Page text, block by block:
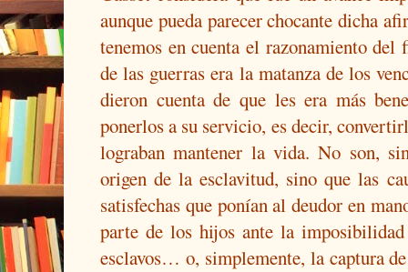
aunque pueda parecer chocante dicha
tenemos en cuenta el razonamiento
de las guerras era la matanza de los
dieron cuenta de que les era más
ponerlos a su servicio, es decir,
lograban mantener la vida. No son,
origen de la esclavitud, sino que las
satisfechas que ponían al deudor en
parte de los hijos ante la
esclavos… o, simplemente, la captura